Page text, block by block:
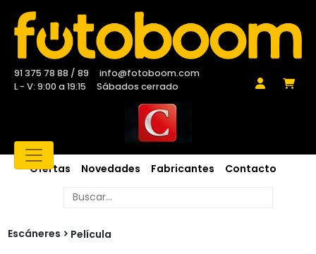
91 375 78 88 / 89
info@fotoboom.com
L - V: 9:00 a 19:15
Sábados cerrado
Ofertas Novedades Fabricantes Contacto
Escáneres Película